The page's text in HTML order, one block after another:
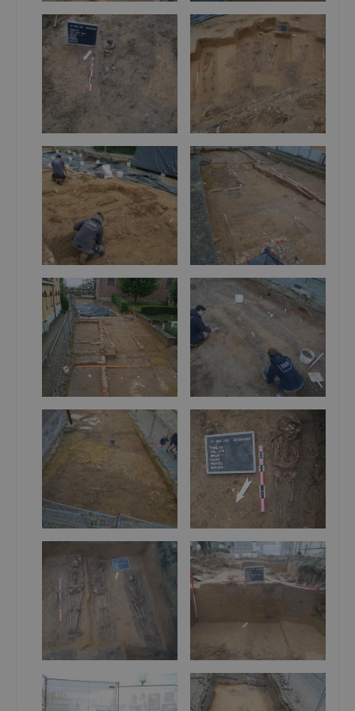
fundering van de westertoren, onderscheiden we kist- en
kuilbegravingen. Het grootste aandeel aan kuilbegravingen is
antropomorf, graven die de menselijke omtrek sterk
benaderen. De plaats van de vroegere westertoren werd
vermoedelijk een kerkplein aangezien hier geen
postmiddeleeuwse begravingen werden aangetroffen en de
middeleeuwse begravingen gespaard zijn gebleven.
Ondanks het gebruik als kerkhof en de postmiddeleeuwse
bewoning zijn ook meerdere paalsporen, kuilen en greppels
geregistreerd uit de volle middeleeuwen. Het
vondstmateriaal uit sommige van deze sporen, fragmenten
grijs aardewerk en Rijnlands Roodbeschilderd bijvoorbeeld,
impliceert een datering in de volle middeleeuwen. Twee
Mogelijk waren ze bedoeld voor drainage/afwatering van het
terrein en/of als erfafbakening. Opvallend is wel dat ten
zuiden van deze greppels geen oudere begravingen
voorkomen, mogelijk kan dan ook gedacht worden aan twee
fases van de vroeg-volmiddeleeuwse kerkhofafbakening.
Voor de late middeleeuwen kunnen we twee grote
leemontginningskuilen vermelden. Het aantal kuilen, wel
kleiner in formaat, neemt toe in de postmiddeleeuwen.
Gezien het ontbreken van grote concentraties bouwpuin en
aardewerk zullen de kuilen ook eerder voor ontginning
gediend hebben dan voor het dumpen van afval.
Ook meerdere restanten van de historische bebouwing
werden blootgelegd. Het gaat om bakstenen funderingen en
kelders van huizen die ook op oude kaarten uit de 18 de en
eeuw te zien zijn, zoals deze van het oud Gemeentehuis.
Ten slotte vermelden we nog de aangetroffen 18
eeuwse wegniveaus onder het Marktplein. Het gaat over
twee fases van onregelmatige natuurstenen wegdekken met
hier en daar takjes en plankfragmenten tussen de stenen.
Onder deze twee wegniveaus bevonden zich nog aarden
wegniveaus, waarin de karresporen duidelijk zichtbaar zijn.